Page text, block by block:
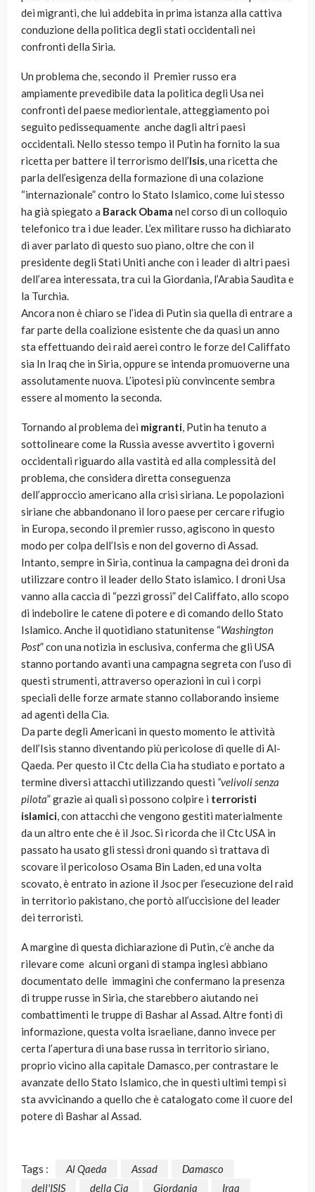
dei migranti, che lui addebita in prima istanza alla cattiva
conduzione della politica degli stati occidentali nei
confronti della Siria.
Un problema che, secondo il Premier russo era
ampiamente prevedibile data la politica degli Usa nei
confronti del paese mediorientale, atteggiamento poi
seguito pedissequamente anche dagli altri paesi
occidentali. Nello stesso tempo il Putin ha fornito la sua
ricetta per battere il terrorismo dell’Isis, una ricetta che
parla dell’esigenza della formazione di una colazione
“internazionale” contro lo Stato Islamico, come lui stesso
ha già spiegato a Barack Obama nel corso di un colloquio
telefonico tra i due leader. L’ex militare russo ha dichiarato
di aver parlato di questo suo piano, oltre che con il
presidente degli Stati Uniti anche con i leader di altri paesi
dell’area interessata, tra cui la Giordania, l’Arabia Saudita e
la Turchia.
Ancora non è chiaro se l’idea di Putin sia quella di entrare a
far parte della coalizione esistente che da quasi un anno
sta effettuando dei raid aerei contro le forze del Califfato
sia In Iraq che in Siria, oppure se intenda promuoverne una
assolutamente nuova. L’ipotesi più convincente sembra
essere al momento la seconda.
Tornando al problema dei migranti, Putin ha tenuto a
sottolineare come la Russia avesse avvertito i governi
occidentali riguardo alla vastità ed alla complessità del
problema, che considera diretta conseguenza
dell’approccio americano alla crisi siriana. Le popolazioni
siriane che abbandonano il loro paese per cercare rifugio
in Europa, secondo il premier russo, agiscono in questo
modo per colpa dell’Isis e non del governo di Assad.
Intanto, sempre in Siria, continua la campagna dei droni da
utilizzare contro il leader dello Stato islamico. I droni Usa
vanno alla caccia di “pezzi grossi” del Califfato, allo scopo
di indebolire le catene di potere e di comando dello Stato
Islamico. Anche il quotidiano statunitense “Washington
Post” con una notizia in esclusiva, conferma che gli USA
stanno portando avanti una campagna segreta con l’uso di
questi strumenti, attraverso operazioni in cui i corpi
speciali delle forze armate stanno collaborando insieme
ad agenti della Cia.
Da parte degli Americani in questo momento le attività
dell’Isis stanno diventando più pericolose di quelle di Al-
Qaeda. Per questo il Ctc della Cia ha studiato e portato a
termine diversi attacchi utilizzando questi “velivoli senza
pilota” grazie ai quali si possono colpire i terroristi
islamici, con attacchi che vengono gestiti materialmente
da un altro ente che è il Jsoc. Si ricorda che il Ctc USA in
passato ha usato gli stessi droni quando si trattava di
scovare il pericoloso Osama Bin Laden, ed una volta
scovato, è entrato in azione il Jsoc per l’esecuzione del raid
in territorio pakistano, che portò all’uccisione del leader
dei terroristi.
A margine di questa dichiarazione di Putin, c’è anche da
rilevare come alcuni organi di stampa inglesi abbiano
documentato delle immagini che confermano la presenza
di truppe russe in Siria, che starebbero aiutando nei
combattimenti le truppe di Bashar al Assad. Altre fonti di
informazione, questa volta israeliane, danno invece per
certa l’apertura di una base russa in territorio siriano,
proprio vicino alla capitale Damasco, per contrastare le
avanzate dello Stato Islamico, che in questi ultimi tempi si
sta avvicinando a quello che è catalogato come il cuore del
potere di Bashar al Assad.
Tags : Al Qaeda Assad
Damasco
dell'ISIS
della Cia Giordania Iraq